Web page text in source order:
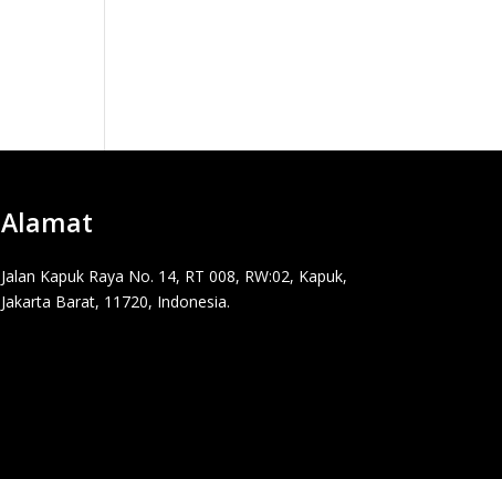
Alamat
Jalan Kapuk Raya No. 14, RT 008, RW:02, Kapuk,
Jakarta Barat, 11720, Indonesia.